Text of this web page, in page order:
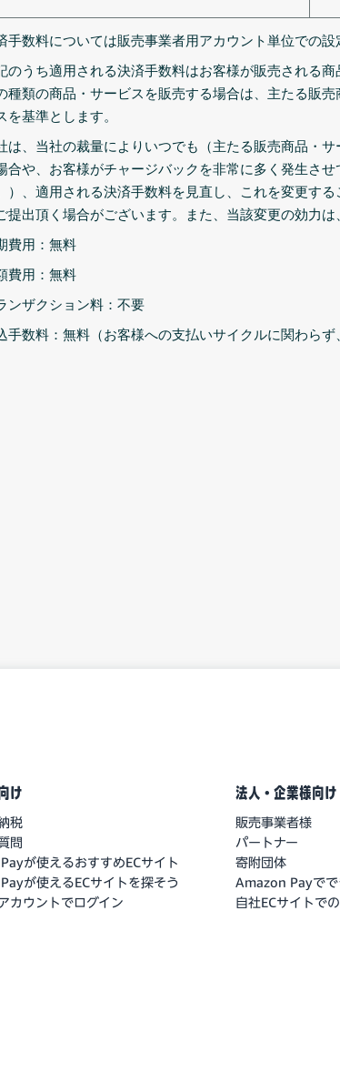
手数料については販売事業者用アカウント単位での設
のうち適用される決済手数料はお客様が販売される
種類の商品・サービスを販売する場合は、主たる販
を基準とします。
は、当社の裁量によりいつでも（主たる販売商品・
合や、お客様がチャージバックを非常に多く発生さ
）、適用される決済手数料を見直し、これを変更す
提出頂く場合がございます。また、当該変更の効力
費用：無料
費用：無料
ンザクション料：不要
手数料：無料（お客様への支払いサイクルに関わらず
け
税
問
が使えるおすすめECサイト
が使えるECサイトを探そう
カウントでログイン
法人・企業様向け
販売事業者様
パートナー
寄附団体
Amazon Payでで
自社ECサイトで